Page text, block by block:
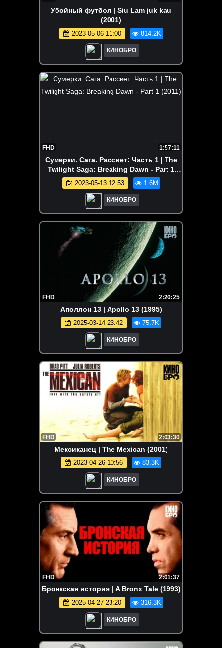
Убойный футбол | Siu Lam juk kau
(2001)
2023-05-06 11:00 814.2K
КИНОБРО
FHD 1:57:11
Сумерки. Сага. Рассвет: Часть 1 | The
Twilight Saga: Breaking Dawn - Part 1
(2011)
2023-05-13 12:53 1.6M
КИНОБРО
FHD 2:20:25
Аполлон 13 | Apollo 13 (1995)
2025-03-14 23:42 75.7K
КИНОБРО
FHD 2:03:30
Мексиканец | The Mexican (2001)
2023-04-26 10:56 83.3K
КИНОБРО
FHD 2:01:37
Бронкская история | A Bronx Tale (1993)
2025-04-27 23:20 316.3K
КИНОБРО